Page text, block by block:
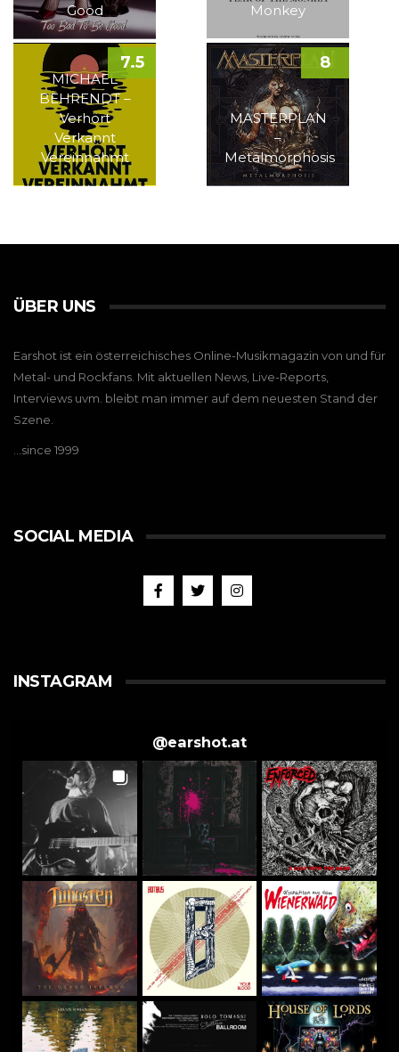
Good
Monkey
MICHAEL
BEHRENDT –
Verhört
Verkannt
Vereinnahmt
7.5
MASTERPLAN
–
Metalmorphosis
8
ÜBER UNS
Earshot ist ein österreichisches Online-Musikmagazin von und für
Metal- und Rockfans. Mit aktuellen News, Live-Reports,
Interviews uvm. bleibt man immer auf dem neuesten Stand der
Szene.
…since 1999
SOCIAL MEDIA
INSTAGRAM
@earshot.at